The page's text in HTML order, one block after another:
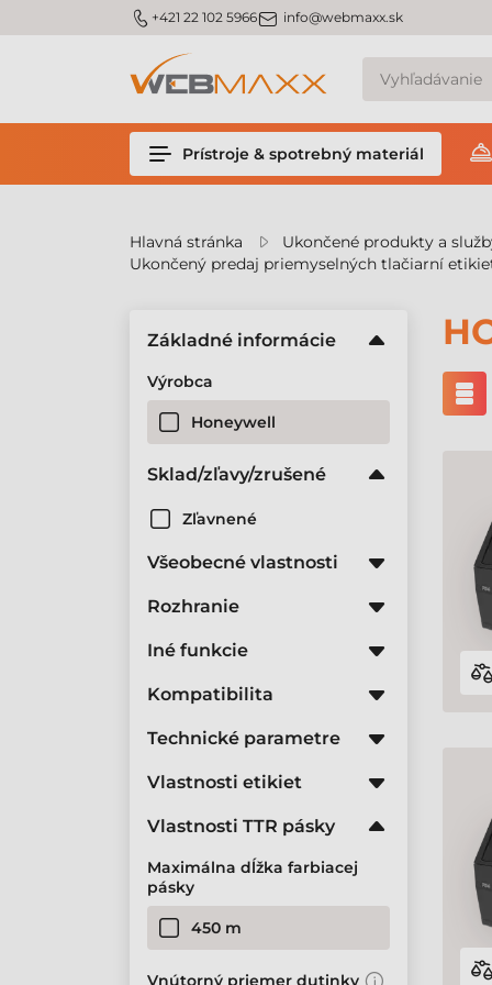
m_phone +421 22 102 5966m_email info@webmaxx.sk
Prístroje & spotrebný materiál
Hlavná stránka
Ukončené produkty a
Ukončený predaj priemyselných tlačiarní
Základné informácie
Výrobca
Honeywell
Sklad/zľavy/zrušené
Zľavnené
Všeobecné vlastnosti
Rozhranie
Iné funkcie
Kompatibilita
Technické parametre
Vlastnosti etikiet
Vlastnosti TTR pásky
Maximálna dĺžka farbiacej
pásky
450 m
Vnútorný priemer dutinky